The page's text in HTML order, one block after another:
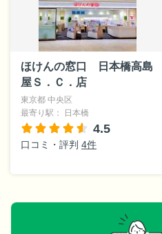
ほけんの窓口 日本橋高島
屋Ｓ．Ｃ．店
東京都 中央区
最寄り駅： 日本橋
4.5
口コミ・評判 4件